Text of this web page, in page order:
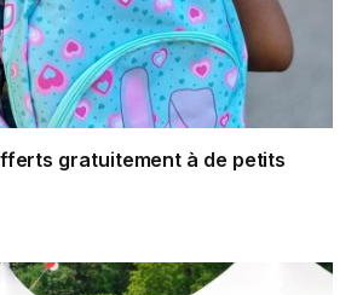
gratuitement à de petits